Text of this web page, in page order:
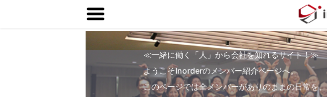
≪一緒に働く「人」から会社を知れるサイト！≫
ようこそInorderのメンバー紹介ページへ。
このページでは全メンバーがありのままの日常を、